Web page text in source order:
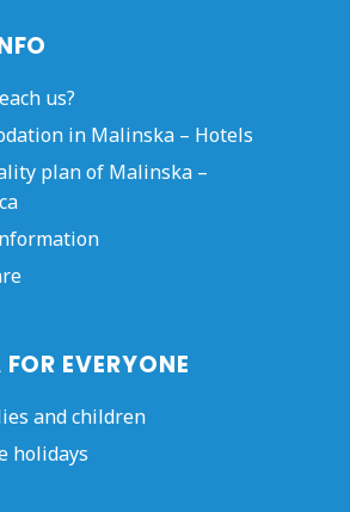
us?
in Malinska – Hotels
plan of Malinska –
EVERYONE
and children
holidays